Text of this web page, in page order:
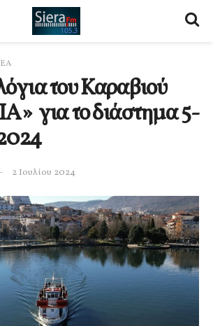
του Καραβιού
για το διάστημα 5-
2 Ιουλίου 2024